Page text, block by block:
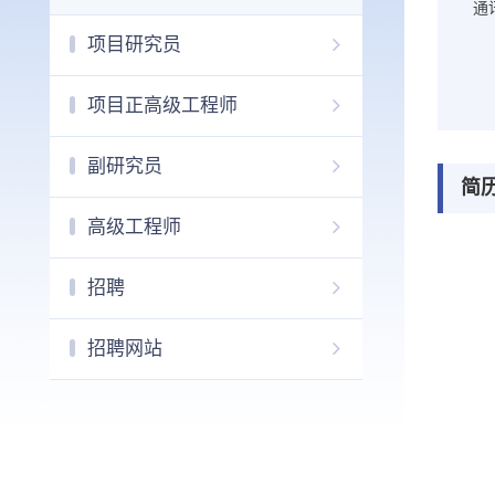
项目研究员
项目正高级工程师
副研究员
高级工程师
招聘
招聘网站
通
简